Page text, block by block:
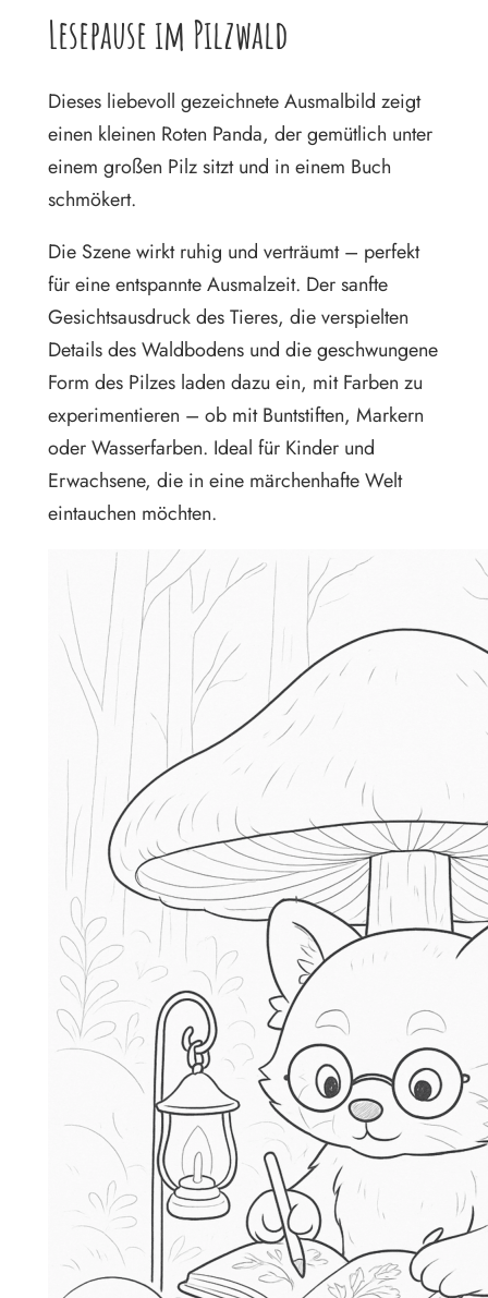
Lesepause im Pilzwald
Dieses liebevoll gezeichnete Ausmalbild zeigt
einen kleinen Roten Panda, der gemütlich unter
einem großen Pilz sitzt und in einem Buch
schmökert.
Die Szene wirkt ruhig und verträumt – perfekt
für eine entspannte Ausmalzeit. Der sanfte
Gesichtsausdruck des Tieres, die verspielten
Details des Waldbodens und die geschwungene
Form des Pilzes laden dazu ein, mit Farben zu
experimentieren – ob mit Buntstiften, Markern
oder Wasserfarben. Ideal für Kinder und
Erwachsene, die in eine märchenhafte Welt
eintauchen möchten.